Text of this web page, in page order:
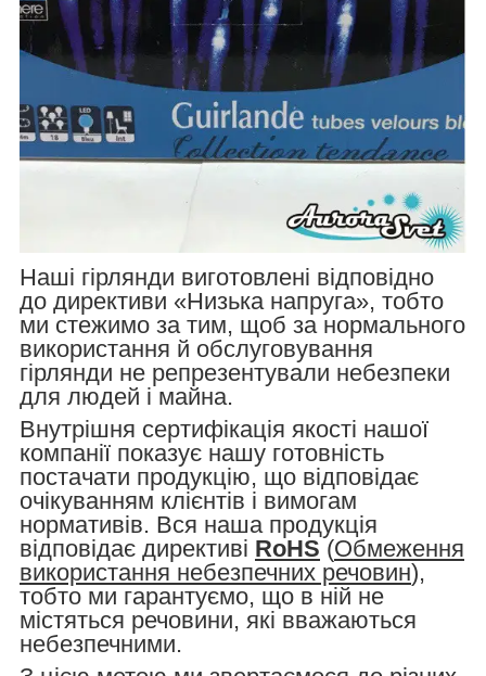
Наші гірлянди виготовлені відповідно
до директиви «Низька напруга», тобто
ми стежимо за тим, щоб за нормального
використання й обслуговування
гірлянди не репрезентували небезпеки
для людей і майна.
Внутрішня сертифікація якості нашої
компанії показує нашу готовність
постачати продукцію, що відповідає
очікуванням клієнтів і вимогам
нормативів. Вся наша продукція
відповідає директиві RoHS (Обмеження
використання небезпечних речовин),
тобто ми гарантуємо, що в ній не
містяться речовини, які вважаються
небезпечними.